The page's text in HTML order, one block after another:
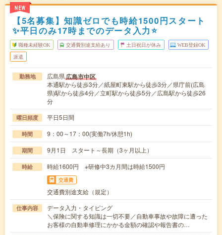
NEW
【5名募集】知識ゼロでも時給1500円スタート
✨平日のみ17時までのデータ入力⭐
職種未経験OK 交通費別途支給あり 土日祝日が休み WEB登録OK
派遣
勤務地 広島県広島市中区
本通駅から徒歩3分／紙屋町東駅から徒歩3分／県庁前(広島
県)駅から徒歩4分／立町駅から徒歩5分／広島駅から徒歩26
分
曜日頻度 平日5日間
時間 9：00～17：00(実働7h/休憩1h)
期間 9月1日 スタート～長期（3ヶ月以上）
時給 時給1600円 ※研修中3カ月間は時給1500円
交通費
交通費別途支給（規定）
仕事内容
データ入力・タイピング
＼保険に関する知識は一切不要／自動車事故や故障に遭った
お客様の自動車修理にかかる金額の確認や報告書の…